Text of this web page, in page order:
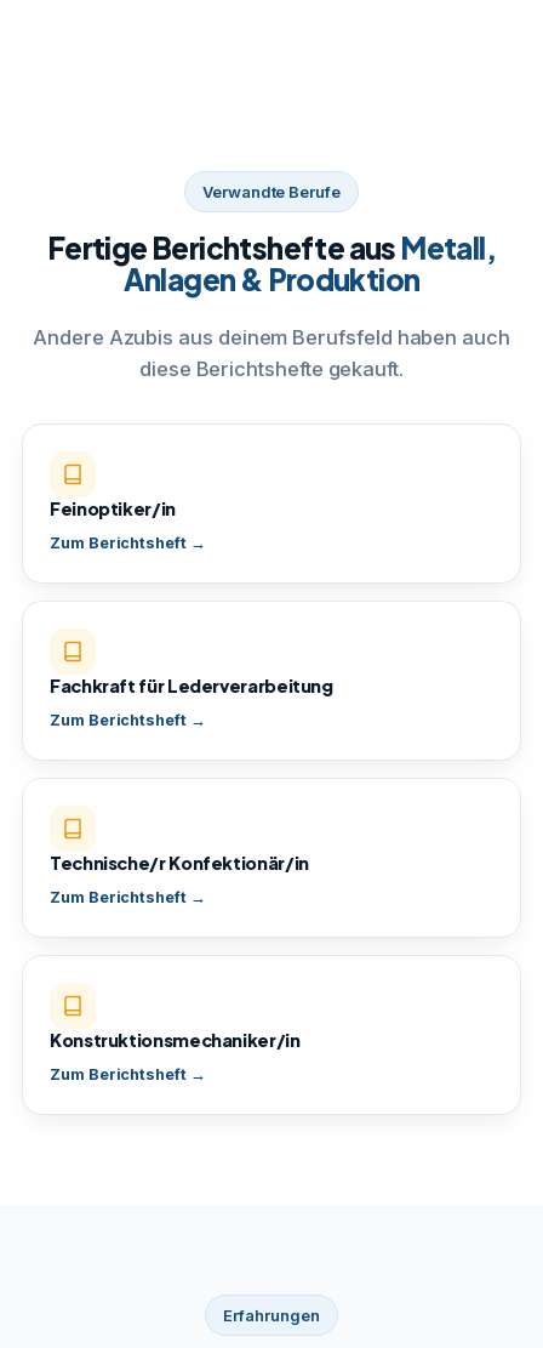
Verwandte Berufe
Fertige Berichtshefte aus Metall,
Anlagen & Produktion
Andere Azubis aus deinem Berufsfeld haben auch
diese Berichtshefte gekauft.
Feinoptiker/in
Zum Berichtsheft →
Fachkraft für Lederverarbeitung
Zum Berichtsheft →
Technische/r Konfektionär/in
Zum Berichtsheft →
Konstruktionsmechaniker/in
Zum Berichtsheft →
Erfahrungen